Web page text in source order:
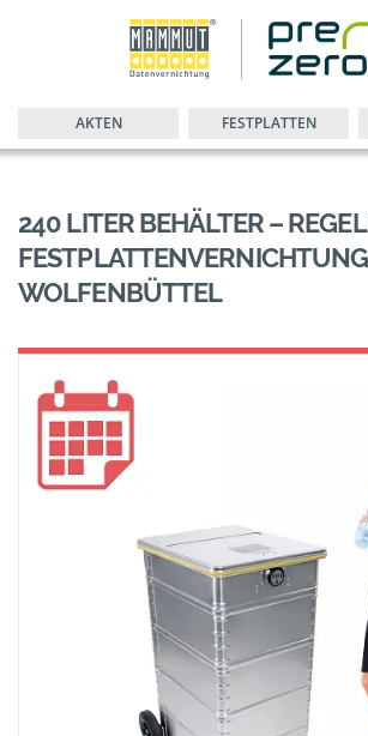
AKTEN FESTPLATTEN
240 LITER BEHÄLTER –
ESTPLATTENVERNICHTUNG
OLFENBÜTTEL